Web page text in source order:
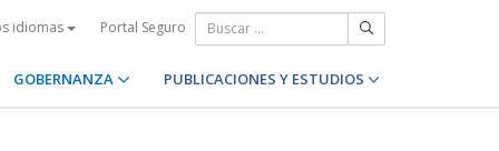
idiomas Portal Seguro
GOBERNANZA PUBLICACIONES Y ESTUDIOS